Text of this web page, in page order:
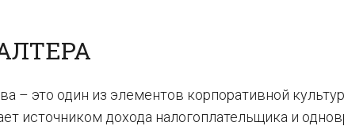
– это один из элементов корпоративной
источником дохода налогоплательщика и